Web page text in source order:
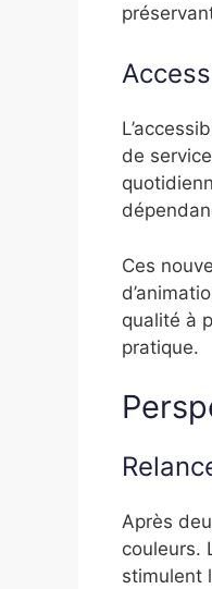
de
Ces
qualité à
pratique.
Après
couleurs.
stimulent